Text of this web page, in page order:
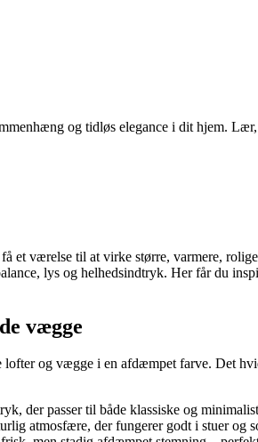
og tidløs elegance i dit hjem.
et værelse til at virke større, varmere,
lys og helhedsindtryk. Her får du
vægge
og vægge i en afdæmpet farve. Det
der passer til både klassiske og
atmosfære, der fungerer godt i stuer og